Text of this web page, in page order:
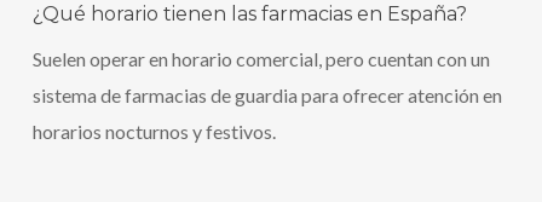
¿Qué horario tienen las farmacias en España?
Suelen operar en horario comercial, pero cuentan con un
sistema de farmacias de guardia para ofrecer atención en
horarios nocturnos y festivos.